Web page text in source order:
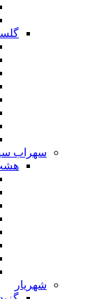
سهراب
شهریار